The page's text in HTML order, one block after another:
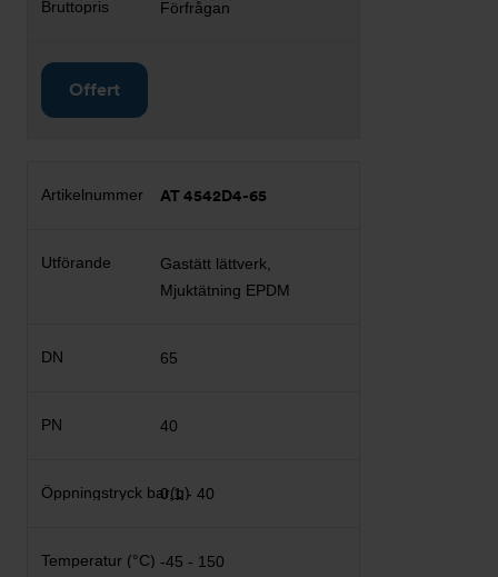
Förfrågan
Offert
AT 4542D4-65
Gastätt lättverk,
Mjuktätning EPDM
65
40
0,1 - 40
-45 - 150